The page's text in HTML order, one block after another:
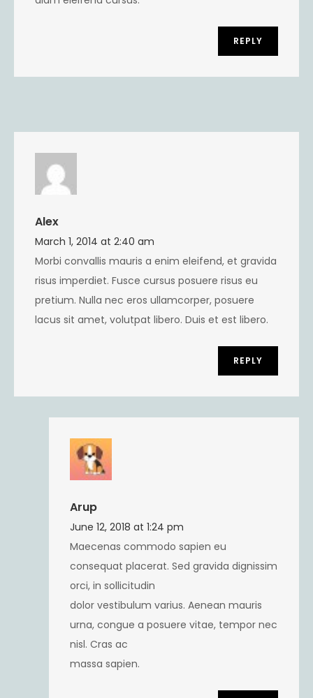
REPLY
Alex
March 1, 2014 at 2:40 am
Morbi convallis mauris a enim eleifend, et gravida
risus imperdiet. Fusce cursus posuere risus eu
pretium. Nulla nec eros ullamcorper, posuere
lacus sit amet, volutpat libero. Duis et est libero.
REPLY
Arup
June 12, 2018 at 1:24 pm
Maecenas commodo sapien eu
consequat placerat. Sed gravida dignissim
orci, in sollicitudin
dolor vestibulum varius. Aenean mauris
urna, congue a posuere vitae, tempor nec
nisl. Cras ac
massa sapien.